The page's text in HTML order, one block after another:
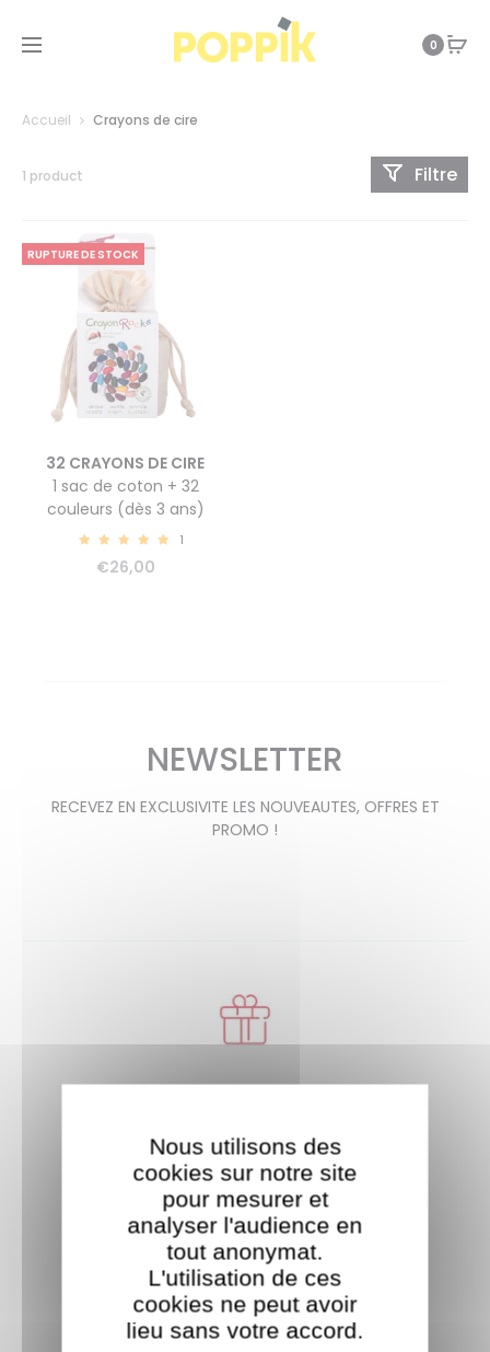
0
Accueil Crayons de cire
1 product Filtre
RUPTURE DE STOCK
32 CRAYONS DE CIRE
1 sac de coton + 32
couleurs (dès 3 ans)
1
€26,00
NEWSLETTER
RECEVEZ EN EXCLUSIVITE LES NOUVEAUTES, OFFRES ET
PROMO !
Livraison offerte
À partir de 35€ d'achat.
Paiement sécurisé
Nous utilisons des
cookies sur notre site
pour mesurer et
analyser l'audience en
tout anonymat.
L'utilisation de ces
cookies ne peut avoir
lieu sans votre accord.​